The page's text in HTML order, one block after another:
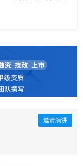
邀请演讲